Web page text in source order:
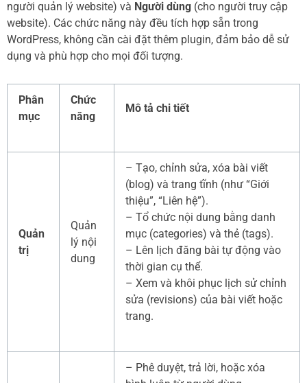
người quản lý website) và Người dùng (cho người truy cập
website). Các chức năng này đều tích hợp sẵn trong
WordPress, không cần cài đặt thêm plugin, đảm bảo dễ sử
dụng và phù hợp cho mọi đối tượng.
Phân
mục
Chức
năng
Mô tả chi tiết
Quản
trị
Quản
lý nội
dung
– Tạo, chỉnh sửa, xóa bài viết
(blog) và trang tĩnh (như “Giới
thiệu”, “Liên hệ”).
– Tổ chức nội dung bằng danh
mục (categories) và thẻ (tags).
– Lên lịch đăng bài tự động vào
thời gian cụ thể.
– Xem và khôi phục lịch sử chỉnh
sửa (revisions) của bài viết hoặc
trang.
– Phê duyệt, trả lời, hoặc xóa